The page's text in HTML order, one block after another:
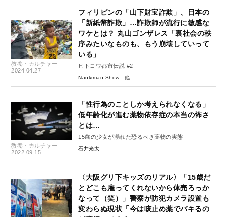
教養・カルチャー
2024.04.27
フィリピンの「山下財宝詐欺」、日本の
「新紙幣詐欺」…詐欺師が流行に敏感な
ワケとは？ 丸山ゴンザレス「裏社会の秩
序みたいなものも、もう崩壊していって
いる」
ヒトコワ都市伝説 #2
Naokiman Show
教養・カルチャー
2022.09.15
「性行為のことしか考えられなくなる」
低年齢化が進む薬物依存症の本当の怖さ
とは…
15歳の少女が溺れた恐るべき薬物の実態
石井光太
〈大阪グリ下キッズのリアル〉「15歳だ
とどこも雇ってくれないから体売ろっか
なって（笑）」警察が防犯カメラ設置も
変わらぬ現状「今は咳止め薬でパキるの